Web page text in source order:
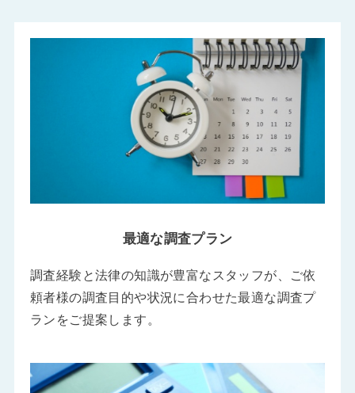
最適な調査プラン
調査経験と法律の知識が豊富なスタッフが、ご依
頼者様の調査目的や状況に合わせた最適な調査プ
ランをご提案します。